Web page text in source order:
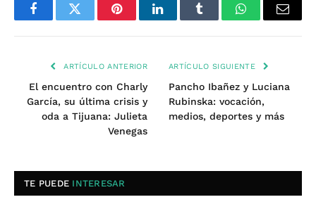
FacebookTwitter PinterestLinkedInTumblr WhatsAppEmail
ARTÍCULO ANTERIOR
El encuentro con Charly
García, su última crisis y
oda a Tijuana: Julieta
Venegas
ARTÍCULO SIGUIENTE
Pancho Ibañez y Luciana
Rubinska: vocación,
medios, deportes y más
TE PUEDE INTERESAR